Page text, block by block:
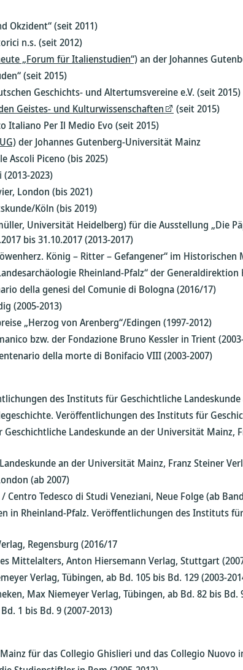
Okzident“ (seit 2011)
n.s. (seit 2012)
„Forum für Italienstudien“)an der Johannes
(seit 2015)
Geschichts- und Altertumsvereine e.V. (seit 2015)
Geistes- und Kulturwissenschaften
(seit 2015)
Per Il Medio Evo (seit 2015)
der Johannes Gutenberg-Universität Mainz
Ascoli Piceno (bis 2025)
2023)
London (bis 2021)
Köln (bis 2019)
Universität Heidelberg) für die Ausstellung „Die
bis 31.10.2017 (2013-2017)
König – Ritter – Gefangener“ im Historischen
Rheinland-Pfalz“ der Generaldirektion
della genesi del Comunie di Bologna (2016/17)
(2005-2013)
„Herzog von Arenberg“/Edingen (1997-2012)
bzw. der Fondazione Bruno Kessler in Trient
della morte di Bonifacio VIII (2003-2007)
des Instituts für Geschichtliche
Veröffentlichungen des Instituts für
Landeskunde an der Universität Mainz,
an der Universität Mainz, Franz Steiner
(ab 2007)
Tedesco di Studi Veneziani, Neue Folge (ab
in Rheinland-Pfalz. Veröffentlichungen des Instituts
Regensburg (2016/17
Mittelalters, Anton Hiersemann Verlag, Stuttgart
Verlag, Tübingen, ab Bd. 105 bis Bd. 129 (2003-
Max Niemeyer Verlag, Tübingen, ab Bd. 82 bis Bd.
1 bis Bd. 9 (2007-2013)
für das Collegio Ghislieri und das Collegio Nuovo